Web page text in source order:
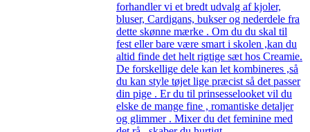
forhandler vi et bredt udvalg af kjoler,
bluser, Cardigans, bukser og nederdele fra
dette skønne mærke . Om du du skal til
fest eller bare være smart i skolen ,kan du
altid finde det helt rigtige sæt hos Creamie.
De forskellige dele kan let kombineres ,så
du kan style tøjet lige præcist så det passer
din pige . Er du til prinsesselooket vil du
elske de mange fine , romantiske detaljer
og glimmer . Mixer du det feminine med